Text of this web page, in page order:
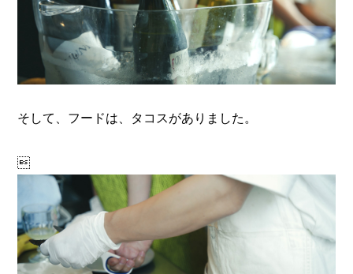
そして、フードは、タコスがありました。
